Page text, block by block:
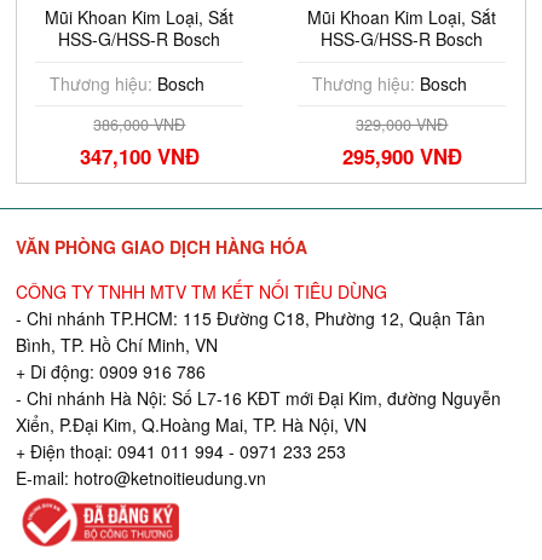
Mũi Khoan Kim Loại, Sắt
HSS-G/HSS-R Bosch
Thương hiệu:Bosch
386,000 VNĐ
347,100 VNĐ
Mũi Khoan Kim Loại, Sắt
HSS-G/HSS-R Bosch
Thương hiệu:Bosch
329,000 VNĐ
295,900 VNĐ
VĂN PHÒNG GIAO DỊCH HÀNG HÓA
CÔNG TY TNHH MTV TM KẾT NỐI TIÊU DÙNG
- Chi nhánh TP.HCM: 115 Đường C18, Phường 12, Quận Tân
Bình, TP. Hồ Chí Minh, VN
+ Di động: 0909 916 786
- Chi nhánh Hà Nội: Số L7-16 KĐT mới Đại Kim, đường Nguyễn
Xiển, P.Đại Kim, Q.Hoàng Mai, TP. Hà Nội, VN
+ Điện thoại: 0941 011 994 - 0971 233 253
E-mail: hotro@ketnoitieudung.vn